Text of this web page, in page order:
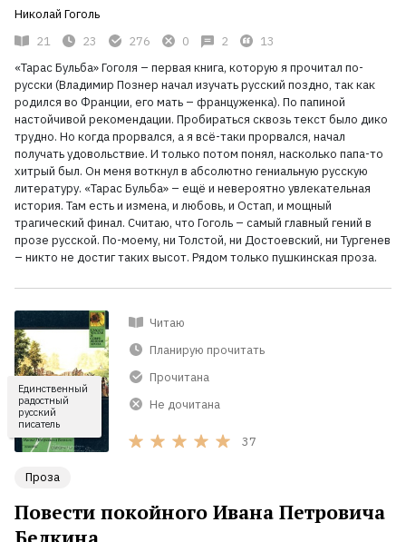
Николай Гоголь
21
23 276 0 2
13
«Тарас Бульба» Гоголя – первая книга, которую я прочитал по-
русски (Владимир Познер начал изучать русский поздно, так как
родился во Франции, его мать – француженка). По папиной
настойчивой рекомендации. Пробираться сквозь текст было дико
трудно. Но когда прорвался, а я всё-таки прорвался, начал
получать удовольствие. И только потом понял, насколько папа-то
хитрый был. Он меня воткнул в абсолютно гениальную русскую
литературу. «Тарас Бульба» – ещё и невероятно увлекательная
история. Там есть и измена, и любовь, и Остап, и мощный
трагический финал. Считаю, что Гоголь – самый главный гений в
прозе русской. По-моему, ни Толстой, ни Достоевский, ни Тургенев
– никто не достиг таких высот. Рядом только пушкинская проза.
Единственный
радостный
русский
писатель
Читаю
Планирую прочитать
Прочитана
Не дочитана
37
Проза
Повести покойного Ивана Петровича